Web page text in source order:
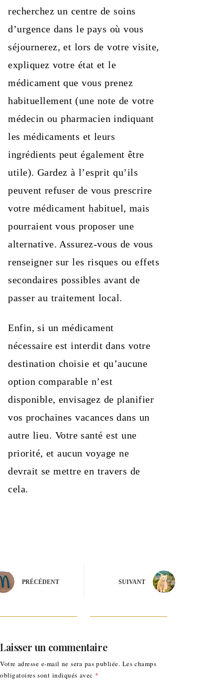
recherchez un centre de soins
d’urgence dans le pays où vous
séjournerez, et lors de votre visite,
expliquez votre état et le
médicament que vous prenez
habituellement (une note de votre
médecin ou pharmacien indiquant
les médicaments et leurs
ingrédients peut également être
utile). Gardez à l’esprit qu’ils
peuvent refuser de vous prescrire
votre médicament habituel, mais
pourraient vous proposer une
alternative. Assurez-vous de vous
renseigner sur les risques ou effets
secondaires possibles avant de
passer au traitement local.
Enfin, si un médicament
nécessaire est interdit dans votre
destination choisie et qu’aucune
option comparable n’est
disponible, envisagez de planifier
vos prochaines vacances dans un
autre lieu. Votre santé est une
priorité, et aucun voyage ne
devrait se mettre en travers de
cela.
PRÉCÉDENT SUIVANT
Laisser un commentaire
Votre adresse e-mail ne sera pas publiée. Les champs
obligatoires sont indiqués avec *